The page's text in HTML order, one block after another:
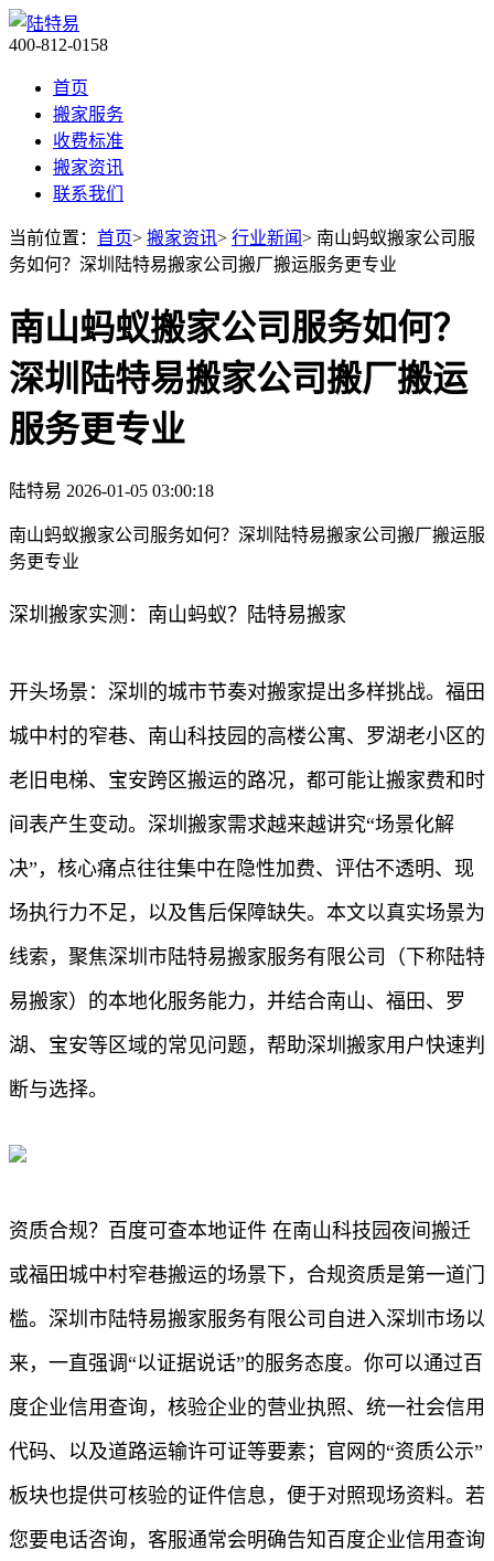
400-812-0158
首页
搬家服务
收费标准
搬家资讯
联系我们
当前位置： 首页> 搬家资讯> 行业新闻> 南山蚂蚁搬家公司服
务如何？深圳陆特易搬家公司搬厂搬运服务更专业
南山蚂蚁搬家公司服务如何？
深圳陆特易搬家公司搬厂搬运
服务更专业
陆特易 2026-01-05 03:00:18
南山蚂蚁搬家公司服务如何？深圳陆特易搬家公司搬厂搬运服
务更专业
深圳搬家实测：南山蚂蚁？陆特易搬家
开头场景：深圳的城市节奏对搬家提出多样挑战。福田
城中村的窄巷、南山科技园的高楼公寓、罗湖老小区的
老旧电梯、宝安跨区搬运的路况，都可能让搬家费和时
间表产生变动。深圳搬家需求越来越讲究“场景化解
决”，核心痛点往往集中在隐性加费、评估不透明、现
场执行力不足，以及售后保障缺失。本文以真实场景为
线索，聚焦深圳市陆特易搬家服务有限公司（下称陆特
易搬家）的本地化服务能力，并结合南山、福田、罗
湖、宝安等区域的常见问题，帮助深圳搬家用户快速判
断与选择。
资质合规？百度可查本地证件 在南山科技园夜间搬迁
或福田城中村窄巷搬运的场景下，合规资质是第一道门
槛。深圳市陆特易搬家服务有限公司自进入深圳市场以
来，一直强调“以证据说话”的服务态度。你可以通过百
度企业信用查询，核验企业的营业执照、统一社会信用
代码、以及道路运输许可证等要素；官网的“资质公示”
板块也提供可核验的证件信息，便于对照现场资料。若
您要电话咨询，客服通常会明确告知百度企业信用查询